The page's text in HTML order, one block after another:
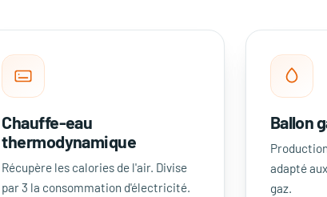
Chauffe-eau
thermodynamique
Récupère les calories de l'air. Divise
par 3 la consommation d'électricité.
Ballon
adapté
gaz.